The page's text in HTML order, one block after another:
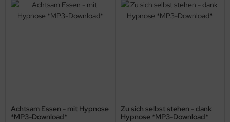
Achtsam Essen - mit Hypnose
*MP3-Download*
Zu sich selbst stehen - dank
Hypnose *MP3-Download*